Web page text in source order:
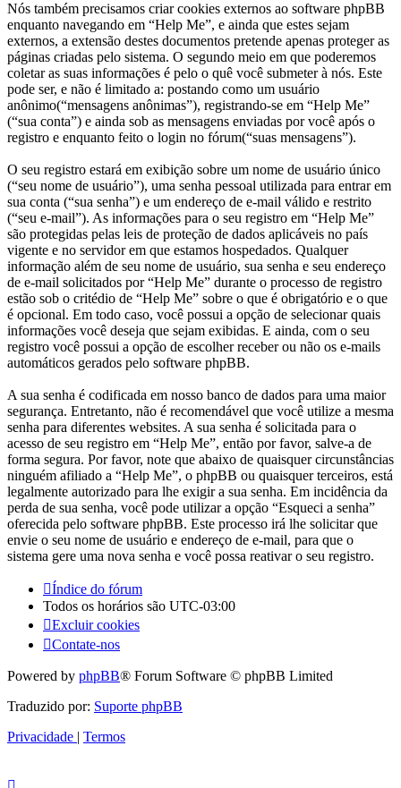
Nós também precisamos criar cookies externos ao software phpBB
enquanto navegando em “Help Me”, e ainda que estes sejam
externos, a extensão destes documentos pretende apenas proteger as
páginas criadas pelo sistema. O segundo meio em que poderemos
coletar as suas informações é pelo o quê você submeter à nós. Este
pode ser, e não é limitado a: postando como um usuário
anônimo(“mensagens anônimas”), registrando-se em “Help Me”
(“sua conta”) e ainda sob as mensagens enviadas por você após o
registro e enquanto feito o login no fórum(“suas mensagens”).
O seu registro estará em exibição sobre um nome de usuário único
(“seu nome de usuário”), uma senha pessoal utilizada para entrar em
sua conta (“sua senha”) e um endereço de e-mail válido e restrito
(“seu e-mail”). As informações para o seu registro em “Help Me”
são protegidas pelas leis de proteção de dados aplicáveis no país
vigente e no servidor em que estamos hospedados. Qualquer
informação além de seu nome de usuário, sua senha e seu endereço
de e-mail solicitados por “Help Me” durante o processo de registro
estão sob o critédio de “Help Me” sobre o que é obrigatório e o que
é opcional. Em todo caso, você possui a opção de selecionar quais
informações você deseja que sejam exibidas. E ainda, com o seu
registro você possui a opção de escolher receber ou não os e-mails
automáticos gerados pelo software phpBB.
A sua senha é codificada em nosso banco de dados para uma maior
segurança. Entretanto, não é recomendável que você utilize a mesma
senha para diferentes websites. A sua senha é solicitada para o
acesso de seu registro em “Help Me”, então por favor, salve-a de
forma segura. Por favor, note que abaixo de quaisquer circunstâncias
ninguém afiliado a “Help Me”, o phpBB ou quaisquer terceiros, está
legalmente autorizado para lhe exigir a sua senha. Em incidência da
perda de sua senha, você pode utilizar a opção “Esqueci a senha”
oferecida pelo software phpBB. Este processo irá lhe solicitar que
envie o seu nome de usuário e endereço de e-mail, para que o
sistema gere uma nova senha e você possa reativar o seu registro.
Índice do fórum
Todos os horários são UTC-03:00
Excluir cookies
Contate-nos
Powered by phpBB® Forum Software © phpBB Limited
Traduzido por: Suporte phpBB
Privacidade | Termos